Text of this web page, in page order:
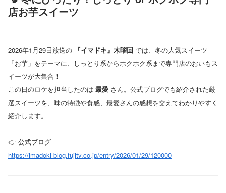
店お芋スイーツ
2026年1月29日放送の 『イマドキ』木曜回 では、冬の人気スイーツ
「お芋」をテーマに、しっとり系からホクホク系まで専門店のおいもス
イーツが大集合！
この日のロケを担当したのは 最愛 さん。公式ブログでも紹介された厳
選スイーツを、味の特徴や食感、最愛さんの感想を交えてわかりやすく
紹介します。
👉 公式ブログ
https://imadoki-blog.fujitv.co.jp/entry/2026/01/29/120000